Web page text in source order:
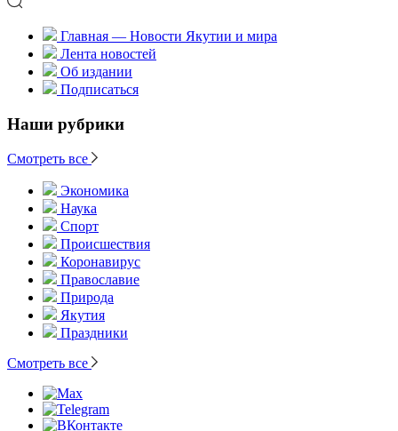
Главная — Новости Якутии и мира
Лента новостей
Об издании
Подписаться
Наши рубрики
Смотреть все
Экономика
Наука
Спорт
Происшествия
Коронавирус
Православие
Природа
Якутия
Праздники
Смотреть все